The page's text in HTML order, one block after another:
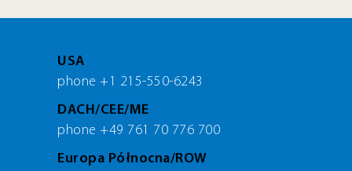
USA
phone +1 215-550-6243
DACH/CEE/ME
phone +49 761 70 776 700
Europa Północna/ROW